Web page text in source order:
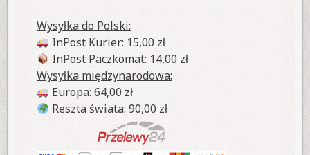
Wysyłka do Polski:
InPost Kurier: 15,00 zł
InPost Paczkomat: 14,00 zł
Wysyłka międzynarodowa:
Europa: 64,00 zł
Reszta świata: 90,00 zł